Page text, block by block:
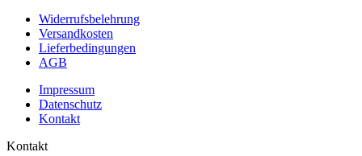
Widerrufsbelehrung
Versandkosten
Lieferbedingungen
AGB
Impressum
Datenschutz
Kontakt
Kontakt